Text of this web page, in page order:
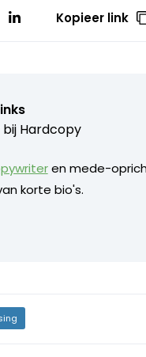
Kopieer link
bij Hardcopy
en mede-
korte bio's.